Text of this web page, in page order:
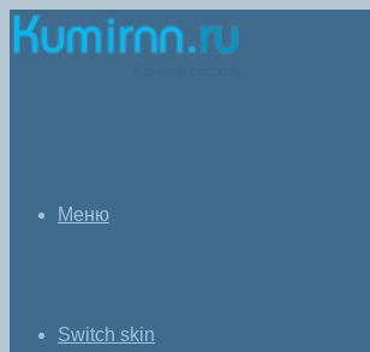
Меню
Switch skin